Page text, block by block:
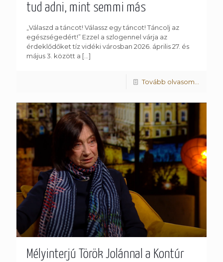
tud adni, mint semmi más
„Válaszd a táncot! Válassz egy táncot! Táncolj az
egészségedért!” Ezzel a szlogennel várja az
érdeklődőket tíz vidéki városban 2026. április 27. és
május 3. között a […]
Tovább olvasom...
Mélyinterjú Török Jolánnal a Kontúr